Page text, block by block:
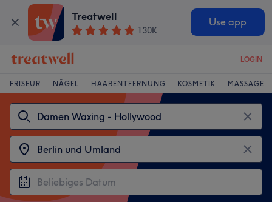
Treatwell
130K
Use app
LOGIN
FRISEUR NÄGEL HAARENTFERNUNG KOSMETIK MASSAGE